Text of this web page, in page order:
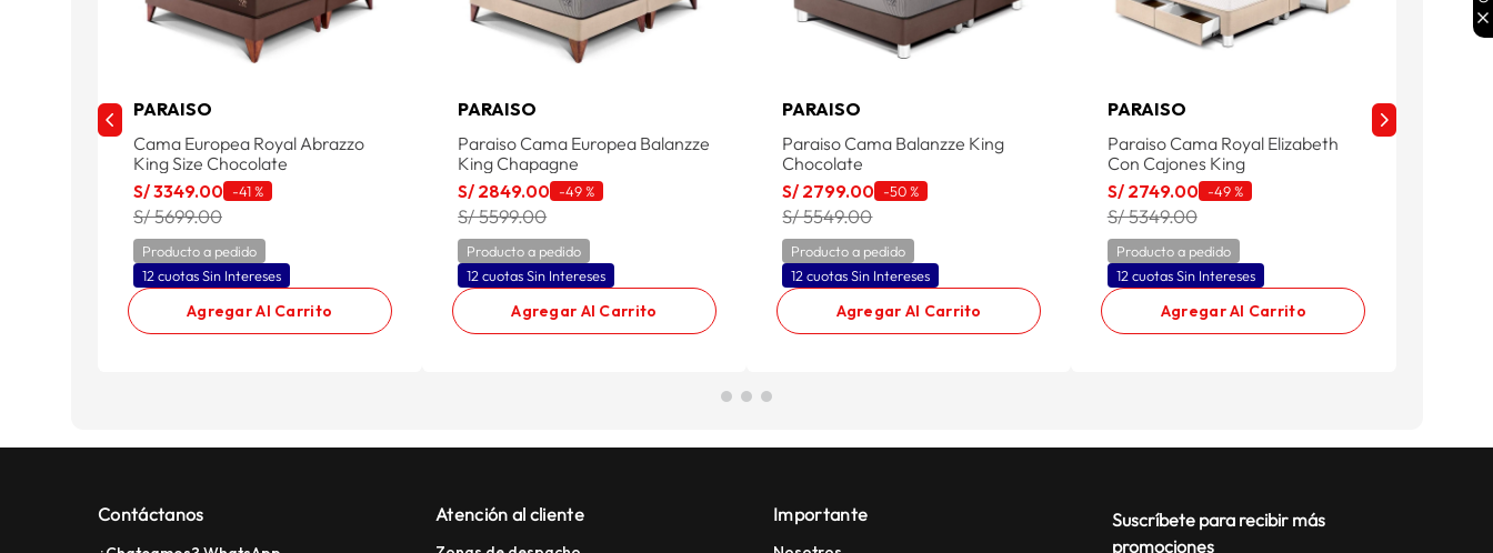
PARAISO
Cama Europea Royal Abrazzo
King Size Chocolate
S/3349.00 -41 %
S/ 5699.00
Producto a pedido
12 cuotas Sin Intereses
Agregar Al Carrito
PARAISO
Paraiso Cama Europea Balanzze
King Chapagne
S/ 2849.00 -49 %
S/ 5599.00
Producto a pedido
12 cuotas Sin Intereses
Agregar Al Carrito
PARAISO
Paraiso Cama Balanzze King
Chocolate
S/ 2799.00 -50 %
S/ 5549.00
Producto a pedido
12 cuotas Sin Intereses
Agregar Al Carrito
PARAISO
Paraiso Cama Royal Elizabeth
Con Cajones King
S/ 2749.00 -49 %
S/ 5349.00
Producto a pedido
12 cuotas Sin Intereses
Agregar Al Carrito
Contáctanos Atención al cliente Importante
Suscríbete para recibir más
promociones